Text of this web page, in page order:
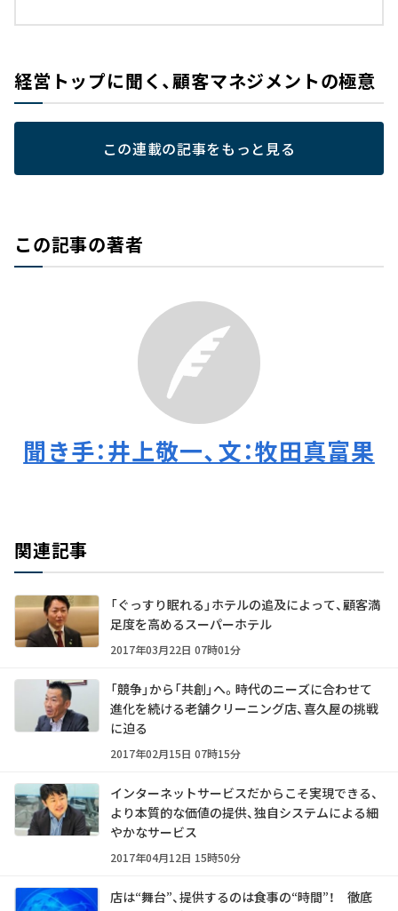
経営トップに聞く、顧客マネジメントの極意
この連載の記事をもっと見る
この記事の著者
聞き手：井上敬一、文：牧田真富果
関連記事
「ぐっすり眠れる」ホテルの追及によって、顧客満
足度を高めるスーパーホテル
2017年03月22日 07時01分
「競争」から「共創」へ。時代のニーズに合わせて
進化を続ける老舗クリーニング店、喜久屋の挑戦
に迫る
2017年02月15日 07時15分
インターネットサービスだからこそ実現できる、
より本質的な価値の提供、独自システムによる細
やかなサービス
2017年04月12日 15時50分
店は“舞台”、提供するのは食事の“時間”！ 徹底